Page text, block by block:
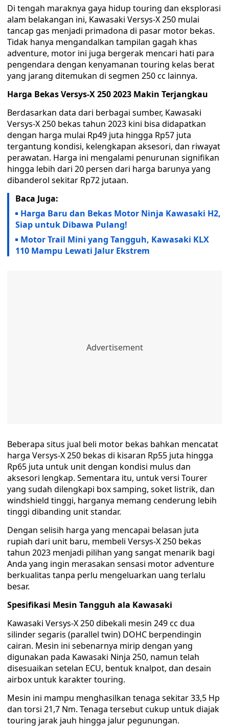
Di tengah maraknya gaya hidup touring dan eksplorasi
alam belakangan ini, Kawasaki Versys-X 250 mulai
tancap gas menjadi primadona di pasar motor bekas.
Tidak hanya mengandalkan tampilan gagah khas
adventure, motor ini juga bergerak mencari hati para
pengendara dengan kenyamanan touring kelas berat
yang jarang ditemukan di segmen 250 cc lainnya.
Harga Bekas Versys-X 250 2023 Makin Terjangkau
Berdasarkan data dari berbagai sumber, Kawasaki
Versys-X 250 bekas tahun 2023 kini bisa didapatkan
dengan harga mulai Rp49 juta hingga Rp57 juta
tergantung kondisi, kelengkapan aksesori, dan riwayat
perawatan. Harga ini mengalami penurunan signifikan
hingga lebih dari 20 persen dari harga barunya yang
dibanderol sekitar Rp72 jutaan.
Baca Juga:
Harga Baru dan Bekas Motor Ninja Kawasaki H2,
Siap untuk Dibawa Pulang!
Motor Trail Mini yang Tangguh, Kawasaki KLX
110 Mampu Lewati Jalur Ekstrem
Beberapa situs jual beli motor bekas bahkan mencatat
harga Versys-X 250 bekas di kisaran Rp55 juta hingga
Rp65 juta untuk unit dengan kondisi mulus dan
aksesori lengkap. Sementara itu, untuk versi Tourer
yang sudah dilengkapi box samping, soket listrik, dan
windshield tinggi, harganya memang cenderung lebih
tinggi dibanding unit standar.
Dengan selisih harga yang mencapai belasan juta
rupiah dari unit baru, membeli Versys-X 250 bekas
tahun 2023 menjadi pilihan yang sangat menarik bagi
Anda yang ingin merasakan sensasi motor adventure
berkualitas tanpa perlu mengeluarkan uang terlalu
besar.
Spesifikasi Mesin Tangguh ala Kawasaki
Kawasaki Versys-X 250 dibekali mesin 249 cc dua
silinder segaris (parallel twin) DOHC berpendingin
cairan. Mesin ini sebenarnya mirip dengan yang
digunakan pada Kawasaki Ninja 250, namun telah
disesuaikan setelan ECU, bentuk knalpot, dan desain
airbox untuk karakter touring.
Mesin ini mampu menghasilkan tenaga sekitar 33,5 Hp
dan torsi 21,7 Nm. Tenaga tersebut cukup untuk diajak
touring jarak jauh hingga jalur pegunungan.